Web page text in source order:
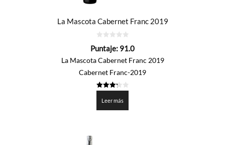
La Mascota Cabernet Franc 2019
de
Puntaje: 91.0
La Mascota Cabernet Franc 2019
Cabernet Franc-2019
de 5
Leer más